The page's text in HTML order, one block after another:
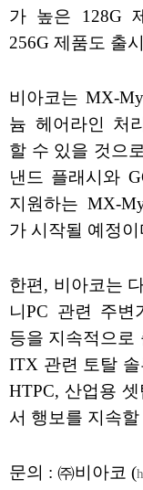
가 높은 128G
256G 제품도 출
비아코는 MX-
늄 헤어라인 처
할 수 있을 것으
낸드 플래시와
지원하는 MX-
가 시작될 예정이
한편, 비아코는
니PC 관련 주변
등을 지속적으로
ITX 관련 토탈 솔
HTPC, 산업용
서 행보를 지속
문의 : ㈜비아코 (